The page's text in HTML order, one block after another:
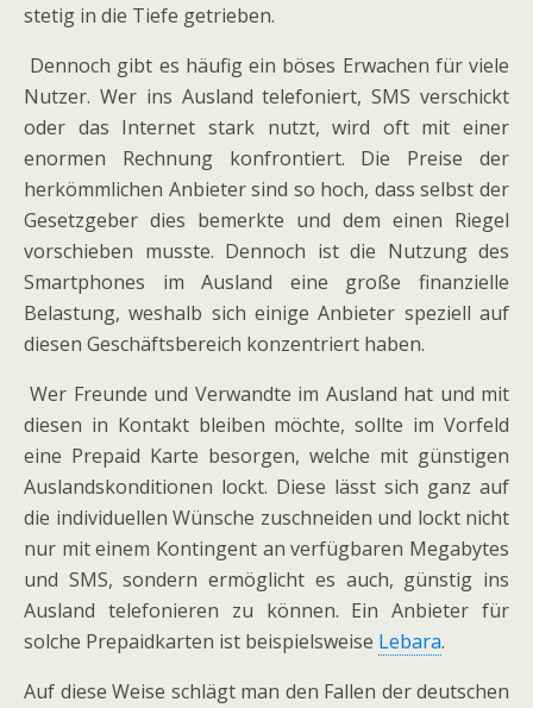
stetig in die Tiefe getrieben.
Dennoch gibt es häufig ein böses Erwachen für viele
Nutzer. Wer ins Ausland telefoniert, SMS verschickt
oder das Internet stark nutzt, wird oft mit einer
enormen Rechnung konfrontiert. Die Preise der
herkömmlichen Anbieter sind so hoch, dass selbst der
Gesetzgeber dies bemerkte und dem einen Riegel
vorschieben musste. Dennoch ist die Nutzung des
Smartphones im Ausland eine große finanzielle
Belastung, weshalb sich einige Anbieter speziell auf
diesen Geschäftsbereich konzentriert haben.
Wer Freunde und Verwandte im Ausland hat und mit
diesen in Kontakt bleiben möchte, sollte im Vorfeld
eine Prepaid Karte besorgen, welche mit günstigen
Auslandskonditionen lockt. Diese lässt sich ganz auf
die individuellen Wünsche zuschneiden und lockt nicht
nur mit einem Kontingent an verfügbaren Megabytes
und SMS, sondern ermöglicht es auch, günstig ins
Ausland telefonieren zu können. Ein Anbieter für
solche Prepaidkarten ist beispielsweise Lebara.
Auf diese Weise schlägt man den Fallen der deutschen